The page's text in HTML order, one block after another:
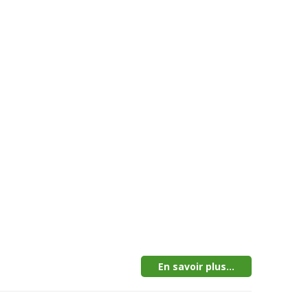
En savoir plus...